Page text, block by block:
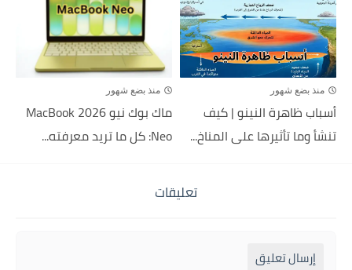
منذ بضع شهور
أسباب ظاهرة النينو | كيف
تنشأ وما تأثيرها على المناخ...
منذ بضع شهور
ماك بوك نيو 2026 MacBook
Neo: كل ما تريد معرفته...
تعليقات
إرسال تعليق